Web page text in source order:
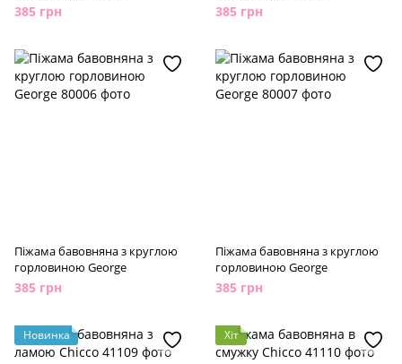
385 грн 385 грн
Піжама бавовняна з круглою
горловиною George
385 грн
Піжама бавовняна з круглою
горловиною George
385 грн
Новинка Хіт